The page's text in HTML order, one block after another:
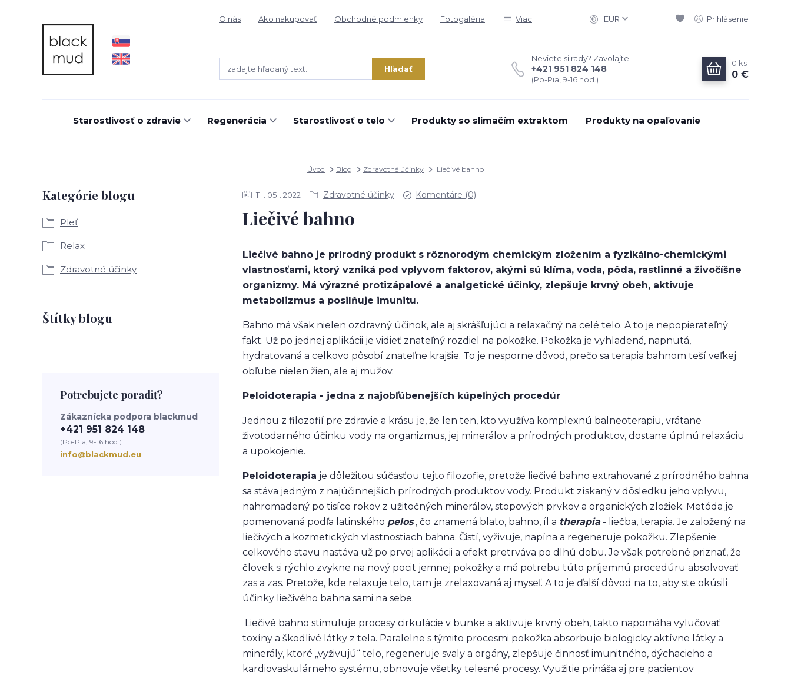
O nás Ako nakupovať Obchodné podmienky Fotogaléria Viac EUR Prihlásenie
Hľadať
Neviete si rady? Zavolajte.
+421 951 824 148
(Po-Pia, 9-16 hod.)
0 ks
0 €
Starostlivosť o zdravie Regenerácia Starostlivosť o telo Produkty so slimačím extraktom Produkty na opaľovanie
Úvod Blog Zdravotné účinky Liečivé bahno
Kategórie blogu
Pleť
Relax
Zdravotné účinky
Štítky blogu
Potrebujete poradiť?
Zákaznícka podpora blackmud
+421 951 824 148
(Po-Pia, 9-16 hod.)
info@blackmud.eu
11 05 2022 Zdravotné účinky Komentáre (0)
Liečivé bahno
Liečivé bahno je prírodný produkt s rôznorodým chemickým zložením a fyzikálno-chemickými
vlastnosťami, ktorý vzniká pod vplyvom faktorov, akými sú klíma, voda, pôda, rastlinné a živočíšne
organizmy. Má výrazné protizápalové a analgetické účinky, zlepšuje krvný obeh, aktivuje
metabolizmus a posilňuje imunitu.
Bahno má však nielen ozdravný účinok, ale aj skrášľujúci a relaxačný na celé telo. A to je nepopierateľný
fakt. Už po jednej aplikácii je vidieť znateľný rozdiel na pokožke. Pokožka je vyhladená, napnutá,
hydratovaná a celkovo pôsobí znateľne krajšie. To je nesporne dôvod, prečo sa terapia bahnom teší veľkej
obľube nielen žien, ale aj mužov.
Peloidoterapia - jedna z najobľúbenejších kúpeľných procedúr
Jednou z filozofií pre zdravie a krásu je, že len ten, kto využíva komplexnú balneoterapiu, vrátane
životodarného účinku vody na organizmus, jej minerálov a prírodných produktov, dostane úplnú relaxáciu
a upokojenie.
Peloidoterapia je dôležitou súčasťou tejto filozofie, pretože liečivé bahno extrahované z prírodného bahna
sa stáva jedným z najúčinnejších prírodných produktov vody. Produkt získaný v dôsledku jeho vplyvu,
nahromadený po tisíce rokov z užitočných minerálov, stopových prvkov a organických zložiek. Metóda je
pomenovaná podľa latinského pelos, čo znamená blato, bahno, íl a therapia- liečba, terapia. Je založený na
liečivých a kozmetických vlastnostiach bahna. Čistí, vyživuje, napína a regeneruje pokožku. Zlepšenie
celkového stavu nastáva už po prvej aplikácii a efekt pretrváva po dlhú dobu. Je však potrebné priznať, že
človek si rýchlo zvykne na nový pocit jemnej pokožky a má potrebu túto príjemnú procedúru absolvovať
zas a zas. Pretože, kde relaxuje telo, tam je zrelaxovaná aj myseľ. A to je ďalší dôvod na to, aby ste okúsili
účinky liečivého bahna sami na sebe.
Liečivé bahno stimuluje procesy cirkulácie v bunke a aktivuje krvný obeh, takto napomáha vylučovať
toxíny a škodlivé látky z tela. Paralelne s týmito procesmi pokožka absorbuje biologicky aktívne látky a
minerály, ktoré „vyživujú“ telo, regeneruje svaly a orgány, zlepšuje činnosť imunitného, dýchacieho a
kardiovaskulárneho systému, obnovuje všetky telesné procesy. Využitie prináša aj pre pacientov